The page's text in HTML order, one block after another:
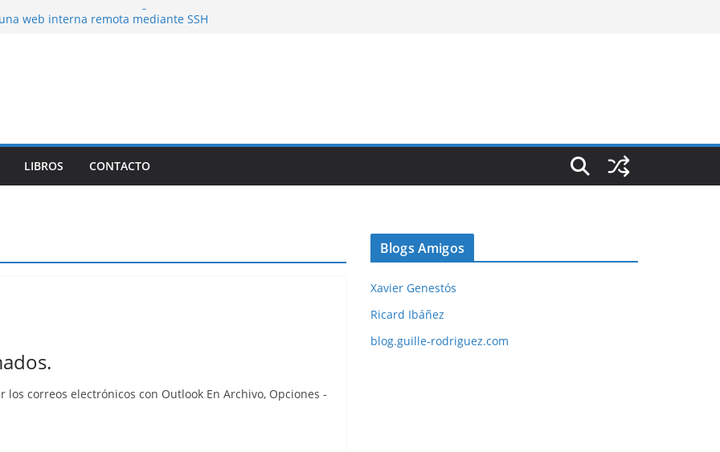
latencias de mas de 50 segundos
web interna remota mediante SSH
LIBROS CONTACTO
correos electrónicos con Outlook En Archivo, Opciones -
Blogs Amigos
Xavier Genestós
Ricard Ibáñez
blog.guille-rodriguez.com